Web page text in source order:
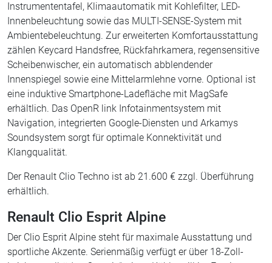
Instrumententafel, Klimaautomatik mit Kohlefilter, LED-
Innenbeleuchtung sowie das MULTI-SENSE-System mit
Ambientebeleuchtung. Zur erweiterten Komfortausstattung
zählen Keycard Handsfree, Rückfahrkamera, regensensitive
Scheibenwischer, ein automatisch abblendender
Innenspiegel sowie eine Mittelarmlehne vorne. Optional ist
eine induktive Smartphone-Ladefläche mit MagSafe
erhältlich. Das OpenR link Infotainmentsystem mit
Navigation, integrierten Google-Diensten und Arkamys
Soundsystem sorgt für optimale Konnektivität und
Klangqualität.
Der Renault Clio Techno ist ab 21.600 € zzgl. Überführung
erhältlich.
Renault Clio Esprit Alpine
Der Clio Esprit Alpine steht für maximale Ausstattung und
sportliche Akzente. Serienmäßig verfügt er über 18-Zoll-